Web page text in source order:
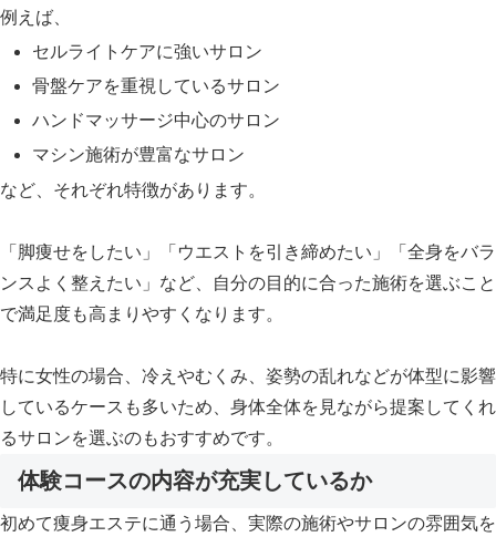
例えば、
セルライトケアに強いサロン
骨盤ケアを重視しているサロン
ハンドマッサージ中心のサロン
マシン施術が豊富なサロン
など、それぞれ特徴があります。
「脚痩せをしたい」「ウエストを引き締めたい」「全身をバラ
ンスよく整えたい」など、自分の目的に合った施術を選ぶこと
で満足度も高まりやすくなります。
特に女性の場合、冷えやむくみ、姿勢の乱れなどが体型に影響
しているケースも多いため、身体全体を見ながら提案してくれ
るサロンを選ぶのもおすすめです。
体験コースの内容が充実しているか
初めて痩身エステに通う場合、実際の施術やサロンの雰囲気を